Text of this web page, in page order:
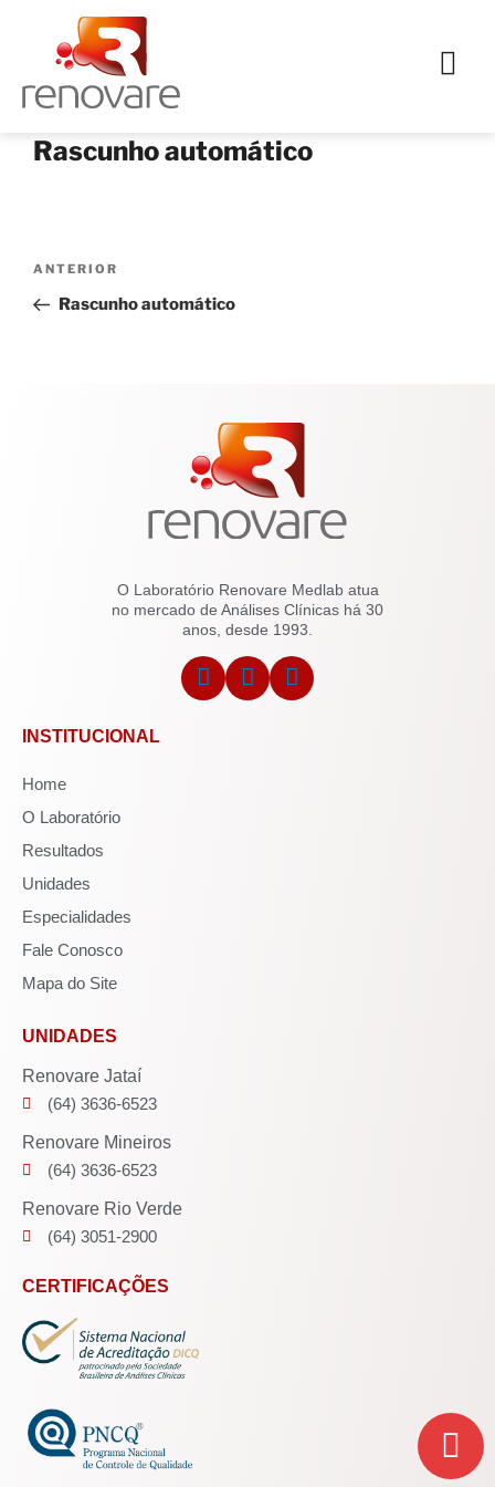
Rascunho automático
ANTERIOR
Rascunho automático
O Laboratório Renovare Medlab atua
no mercado de Análises Clínicas há 30
anos, desde 1993.
INSTITUCIONAL
Home
O Laboratório
Resultados
Unidades
Especialidades
Fale Conosco
Mapa do Site
UNIDADES
Renovare Jataí
(64) 3636-6523
Renovare Mineiros
(64) 3636-6523
Renovare Rio Verde
(64) 3051-2900
CERTIFICAÇÕES